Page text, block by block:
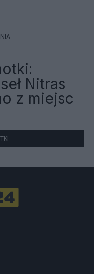
Nitras
z miejsc